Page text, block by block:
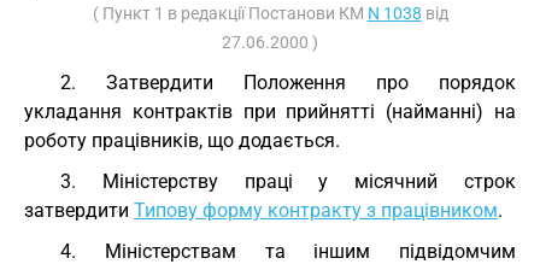
( Пункт 1 в редакції Постанови КМ N 1038 від
27.06.2000 )
2. Затвердити Положення про порядок
укладання контрактів при прийнятті (найманні) на
роботу працівників, що додається.
3. Міністерству праці у місячний строк
затвердити Типову форму контракту з працівником.
4. Міністерствам та іншим підвідомчим